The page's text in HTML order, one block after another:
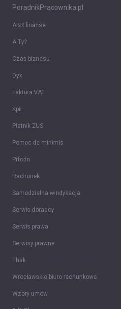
PoradnikPracownika.pl
ABR finanse
A Ty?
Czas biznesu
Dyx
Faktura VAT
Kpir
Płatnik ZUS
Pomoc de minimis
Prfodn
Rachunek
Samodzielna windykacja
Serwis doradcy
Serwis prawa
Serwisy prawne
Thak
Wrocławskie biuro rachunkowe
Wzory umów